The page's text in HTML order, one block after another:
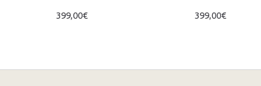
399,00€ 399,00€